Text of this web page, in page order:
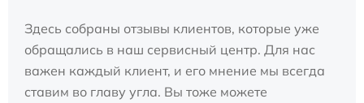
Здесь собраны отзывы клиентов, которые уже
обращались в наш сервисный центр. Для нас
важен каждый клиент, и его мнение мы всегда
ставим во главу угла. Вы тоже можете